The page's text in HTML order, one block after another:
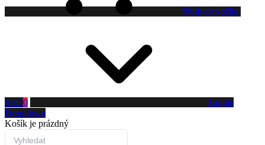
Přejít do košíku
0 Kč0
Toggle
Dropdown
Košík je prázdný